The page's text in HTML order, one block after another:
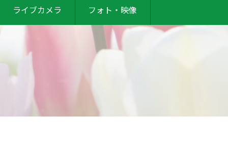
ライブカメラ フォト・映像